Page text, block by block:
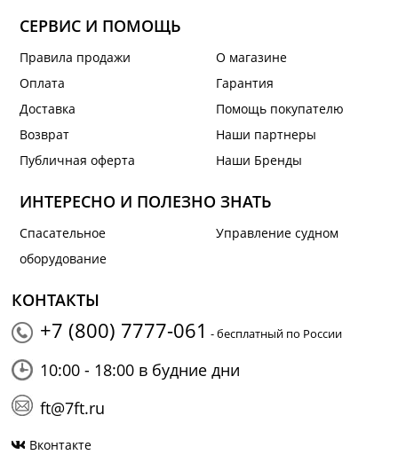
СЕРВИС И ПОМОЩЬ
Правила продажи
Оплата
Доставка
Возврат
Публичная оферта
О магазине
Гарантия
Помощь покупателю
Наши партнеры
Наши Бренды
ИНТЕРЕСНО И ПОЛЕЗНО ЗНАТЬ
Спасательное
оборудование
Управление судном
КОНТАКТЫ
+7 (800) 7777-061 - бесплатный по России
10:00 - 18:00 в будние дни
ft@7ft.ru
Вконтакте